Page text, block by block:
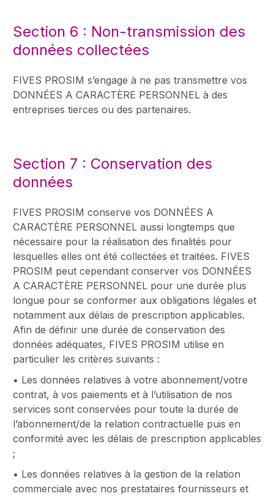
Section 6 : Non-transmission des
données collectées
FIVES PROSIM s’engage à ne pas transmettre vos
DONNÉES A CARACTÈRE PERSONNEL à des
entreprises tierces ou des partenaires.
Section 7 : Conservation des
données
FIVES PROSIM conserve vos DONNÉES A
CARACTÈRE PERSONNEL aussi longtemps que
nécessaire pour la réalisation des finalités pour
lesquelles elles ont été collectées et traitées. FIVES
PROSIM peut cependant conserver vos DONNÉES
A CARACTÈRE PERSONNEL pour une durée plus
longue pour se conformer aux obligations légales et
notamment aux délais de prescription applicables.
Afin de définir une durée de conservation des
données adéquates, FIVES PROSIM utilise en
particulier les critères suivants :
• Les données relatives à votre abonnement/votre
contrat, à vos paiements et à l’utilisation de nos
services sont conservées pour toute la durée de
l’abonnement/de la relation contractuelle puis en
conformité avec les délais de prescription applicables
;
• Les données relatives à la gestion de la relation
commerciale avec nos prestataires fournisseurs et